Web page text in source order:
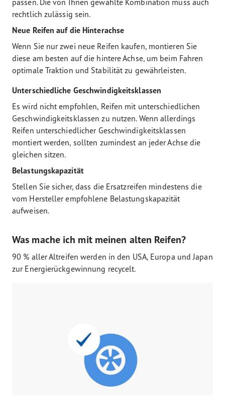
passen. Die von Ihnen gewählte Kombination muss auch
rechtlich zulässig sein.
Neue Reifen auf die Hinterachse
Wenn Sie nur zwei neue Reifen kaufen, montieren Sie
diese am besten auf die hintere Achse, um beim Fahren
optimale Traktion und Stabilität zu gewährleisten.
Unterschiedliche Geschwindigkeitsklassen
Es wird nicht empfohlen, Reifen mit unterschiedlichen
Geschwindigkeitsklassen zu nutzen. Wenn allerdings
Reifen unterschiedlicher Geschwindigkeitsklassen
montiert werden, sollten zumindest an jeder Achse die
gleichen sitzen.
Belastungskapazität
Stellen Sie sicher, dass die Ersatzreifen mindestens die
vom Hersteller empfohlene Belastungskapazität
aufweisen.
Was mache ich mit meinen alten Reifen?
90 % aller Altreifen werden in den USA, Europa und Japan
zur Energierückgewinnung recycelt.